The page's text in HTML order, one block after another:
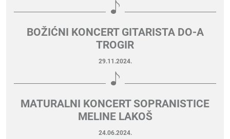
BOŽIĆNI KONCERT GITARISTA DO-A
TROGIR
29.11.2024.
MATURALNI KONCERT SOPRANISTICE
MELINE LAKOŠ
24.06.2024.